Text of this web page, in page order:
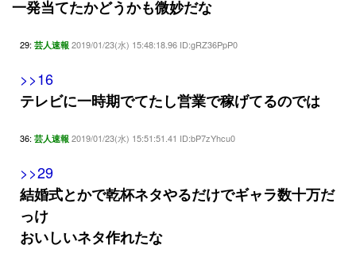
一発当てたかどうかも微妙だな
29: 芸人速報 2019/01/23(水) 15:48:18.96 ID:gRZ36PpP0
>>16
テレビに一時期でてたし営業で稼げてるのでは
36: 芸人速報 2019/01/23(水) 15:51:51.41 ID:bP7zYhcu0
>>29
結婚式とかで乾杯ネタやるだけでギャラ数十万だ
っけ
おいしいネタ作れたな